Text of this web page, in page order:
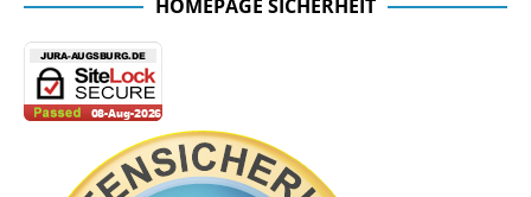
HOMEPAGE SICHERHEIT